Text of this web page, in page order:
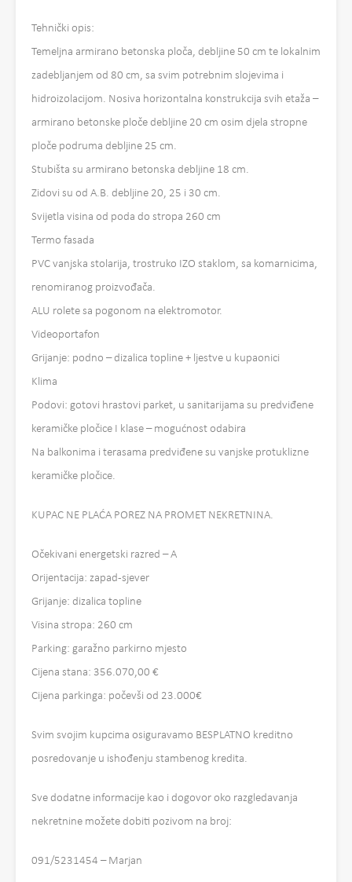
Tehnički opis:
Temeljna armirano betonska ploča, debljine 50 cm te lokalnim
zadebljanjem od 80 cm, sa svim potrebnim slojevima i
hidroizolacijom. Nosiva horizontalna konstrukcija svih etaža –
armirano betonske ploče debljine 20 cm osim djela stropne
ploče podruma debljine 25 cm.
Stubišta su armirano betonska debljine 18 cm.
Zidovi su od A.B. debljine 20, 25 i 30 cm.
Svijetla visina od poda do stropa 260 cm
Termo fasada
PVC vanjska stolarija, trostruko IZO staklom, sa komarnicima,
renomiranog proizvođača.
ALU rolete sa pogonom na elektromotor.
Videoportafon
Grijanje: podno – dizalica topline + ljestve u kupaonici
Klima
Podovi: gotovi hrastovi parket, u sanitarijama su predviđene
keramičke pločice I klase – mogućnost odabira
Na balkonima i terasama predviđene su vanjske protuklizne
keramičke pločice.
KUPAC NE PLAĆA POREZ NA PROMET NEKRETNINA.
Očekivani energetski razred – A
Orijentacija: zapad-sjever
Grijanje: dizalica topline
Visina stropa: 260 cm
Parking: garažno parkirno mjesto
Cijena stana: 356.070,00 €
Cijena parkinga: počevši od 23.000€
Svim svojim kupcima osiguravamo BESPLATNO kreditno
posredovanje u ishođenju stambenog kredita.
Sve dodatne informacije kao i dogovor oko razgledavanja
nekretnine možete dobiti pozivom na broj:
091/5231454 – Marjan